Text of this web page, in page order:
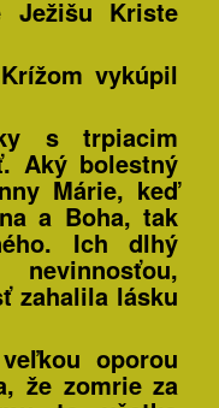
Kriste
vykúpil
s trpiacim
Aký bolestný
Márie, keď
a Boha, tak
Ich dlhý
zahalila lásku
oporou
že zomrie za